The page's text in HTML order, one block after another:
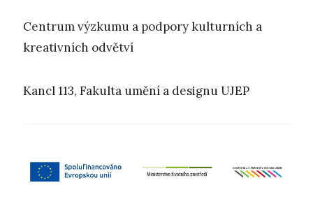
Centrum výzkumu a podpory kulturních a
kreativních odvětví
Kancl 113, Fakulta umění a designu UJEP